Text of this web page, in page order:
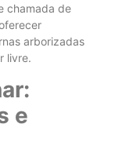
chamada de
arborizadas
livre.
e